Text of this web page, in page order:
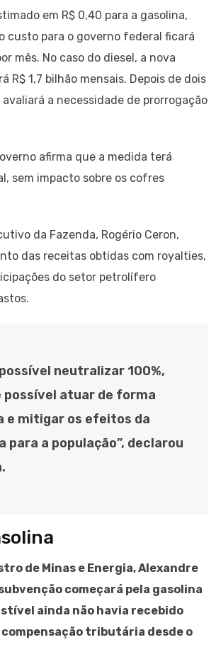
em R$ 0,40 para a gasolina,
custo para o governo federal ficará
mês. No caso do diesel, a nova
R$ 1,7 bilhão mensais. Depois de dois
avaliará a necessidade de prorrogação
afirma que a medida terá
sem impacto sobre os cofres
da Fazenda, Rogério Ceron,
das receitas obtidas com royalties,
do setor petrolífero
neutralizar 100%,
possível atuar de forma
e mitigar os efeitos da
para a população”, declarou
de Minas e Energia, Alexandre
começará pela gasolina
ainda não havia recebido
tributária desde o